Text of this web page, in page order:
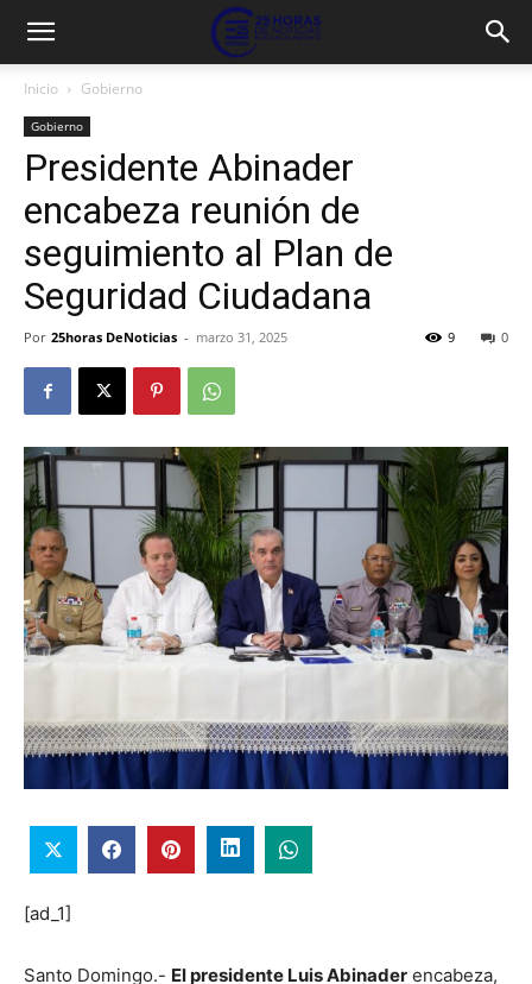
Inicio Gobierno
Gobierno
Presidente Abinader
encabeza reunión de
seguimiento al Plan de
Seguridad Ciudadana
Por 25horas DeNoticias - marzo 31, 2025 0
9
[ad_1]
Santo Domingo.- El presidente Luis Abinader encabeza,